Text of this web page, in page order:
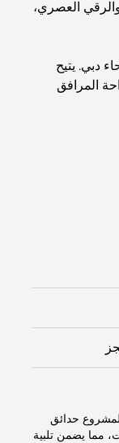
​​والرقي العصري،
دبي. يتيح
المرافق
حدائق
مما يضمن تلبية